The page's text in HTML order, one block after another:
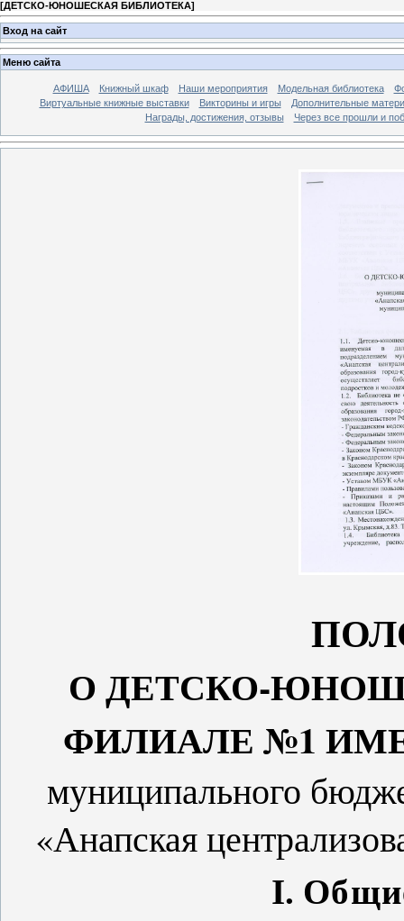
[ДЕТСКО-ЮНОШЕСКАЯ БИБЛИОТЕКА]
Вход на сайт
Меню сайта
АФИША Книжный шкаф Наши мероприятия Модельная библиотека
Виртуальные книжные выставки
Викторины и игры
Дополнительные
Награды, достижения, отзывы
Через все прошли и
О ДЕТСКО-
ФИЛИАЛЕ №1
муниципального
«Анапская
I.